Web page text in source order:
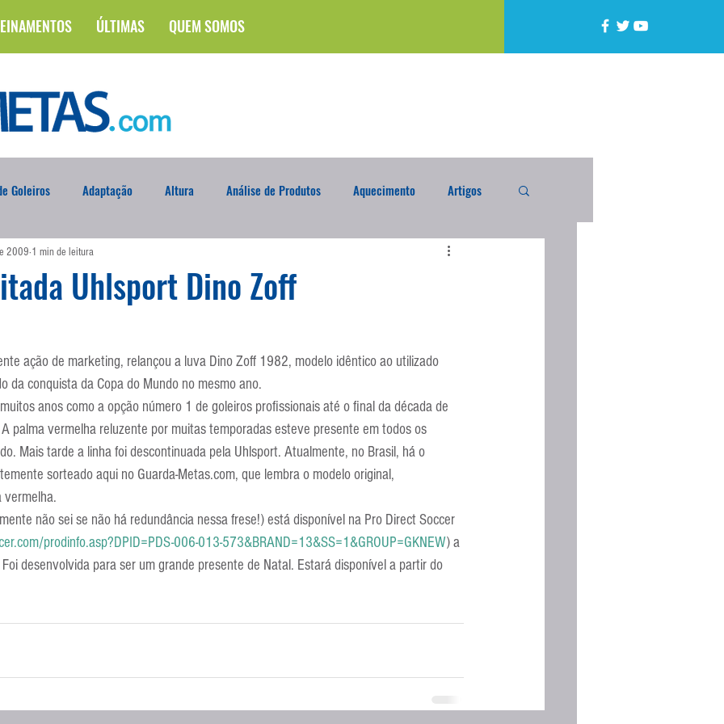
ÚLTIMAS QUEM SOMOS
Goleiros Adaptação Altura Análise de Produtos Aquecimento Artigos
Brasileirão Compra Exterior
Escola Alemã Escola Americana Escola Argentina
Uhlsport Dino Zoff
2009 1 min de leitura
ação de marketing, relançou a luva Dino Zoff 1982, modelo idêntico ao utilizado
da conquista da Copa do Mundo no mesmo ano.
anos como a opção número 1 de goleiros profissionais até o final da década de
palma vermelha reluzente por muitas temporadas esteve presente em todos os
Mais tarde a linha foi descontinuada pela Uhlsport. Atualmente, no Brasil, há o
sorteado aqui no Guarda-Metas.com, que lembra o modelo original,
vermelha.
não sei se não há redundância nessa frese!) está disponível na Pro Direct Soccer
prodinfo.asp?DPID=PDS-006-013-573&BRAND=13&SS=1&GROUP=GKNEW) a
desenvolvida para ser um grande presente de Natal. Estará disponível a partir do